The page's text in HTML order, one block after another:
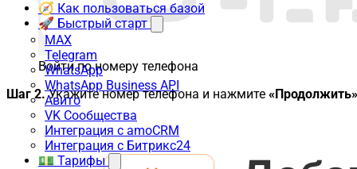
🧭 Как пользоваться базой
🚀 Быстрый старт
MAX
Telegram
WhatsApp
WhatsApp Business API
Авито
VK Сообщества
Интеграция с amoCRM
Интеграция с Битрикс24
💵 Тарифы
Войти по номеру телефона
Шаг 2.Укажите номер телефона и нажмите «Продолжить»